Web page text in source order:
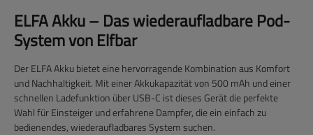
ELFA Akku – Das wiederaufladbare Pod-
System von Elfbar
DerELFA Akkubietet eine hervorragende Kombination aus Komfort
und Nachhaltigkeit. Mit einer Akkukapazität von 500 mAh und einer
schnellen Ladefunktion über USB-C ist dieses Gerät die perfekte
Wahl für Einsteiger und erfahrene Dampfer, die ein einfach zu
bedienendes, wiederaufladbares System suchen.